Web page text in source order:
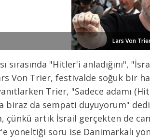
Lars Von
sırasında "Hitler'i anladığını",
Von Trier, festivalde soğuk bir
Trier, "Sadece adamı
biraz da sempati duyuyorum"
artık İsrail gerçekten de
yöneltiği soru ise Danimarkalı